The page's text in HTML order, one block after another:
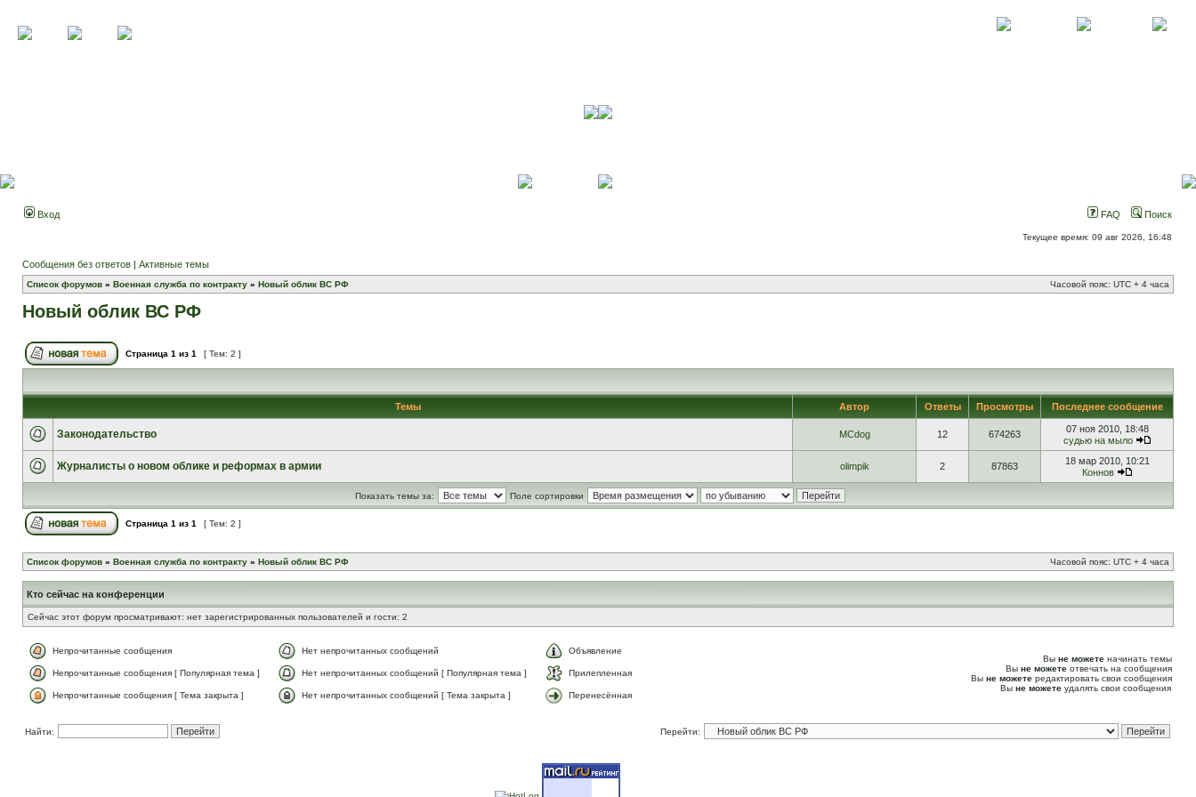
Вход FAQ Поиск
Текущее время: 09 авг 2026, 16:48
Сообщения без ответов | Активные темы
Список форумов » Военная служба по контракту » Новый облик ВС РФ Часовой пояс: UTC + 4 часа
Новый облик ВС РФ
Страница 1 из 1 [ Тем: 2 ]
Темы Автор Ответы Просмотры Последнее сообщение
Законодательство MCdog 12 674263
07 ноя 2010, 18:48
судью на мыло
Журналисты о новом облике и реформах в армии olimpik 2 87863
18 мар 2010, 10:21
Коннов
Показать темы за: Поле сортировки
Страница 1 из 1 [ Тем: 2 ]
Список форумов » Военная служба по контракту » Новый облик ВС РФ Часовой пояс: UTC + 4 часа
Кто сейчас на конференции
Сейчас этот форум просматривают: нет зарегистрированных пользователей и гости: 2
Непрочитанные сообщения Нет непрочитанных сообщений Объявление
Непрочитанные сообщения [ Популярная тема ] Нет непрочитанных сообщений [ Популярная тема ] Прилепленная
Непрочитанные сообщения [ Тема закрыта ] Нет непрочитанных сообщений [ Тема закрыта ] Перенесённая
Вы не можете начинать темы
Вы не можете отвечать на сообщения
Вы не можете редактировать свои сообщения
Вы не можете удалять свои сообщения
Найти: Перейти: